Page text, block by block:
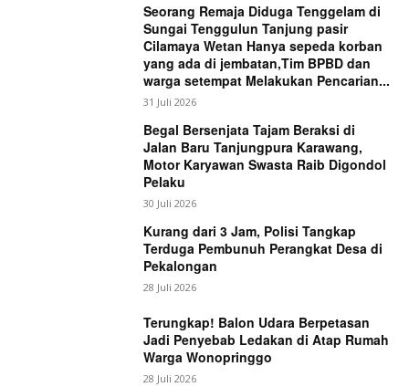
Seorang Remaja Diduga Tenggelam di
Sungai Tenggulun Tanjung pasir
Cilamaya Wetan Hanya sepeda korban
yang ada di jembatan,Tim BPBD dan
warga setempat Melakukan Pencarian...
31 Juli 2026
Begal Bersenjata Tajam Beraksi di
Jalan Baru Tanjungpura Karawang,
Motor Karyawan Swasta Raib Digondol
Pelaku
30 Juli 2026
Kurang dari 3 Jam, Polisi Tangkap
Terduga Pembunuh Perangkat Desa di
Pekalongan
28 Juli 2026
Terungkap! Balon Udara Berpetasan
Jadi Penyebab Ledakan di Atap Rumah
Warga Wonopringgo
28 Juli 2026